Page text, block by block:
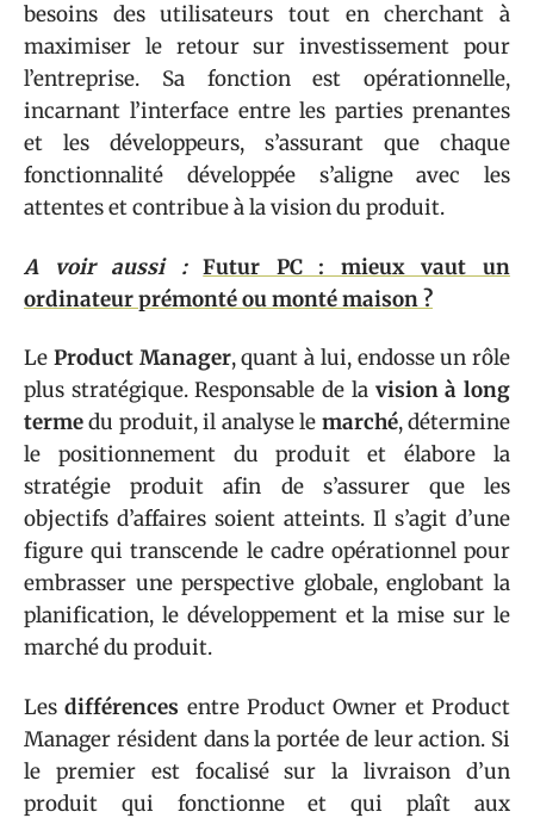
besoins des utilisateurs tout en cherchant à
maximiser le retour sur investissement pour
l’entreprise. Sa fonction est opérationnelle,
incarnant l’interface entre les parties prenantes
et les développeurs, s’assurant que chaque
fonctionnalité développée s’aligne avec les
attentes et contribue à la vision du produit.
A voir aussi :
Futur PC : mieux vaut un
ordinateur prémonté ou monté maison ?
Le Product Manager, quant à lui, endosse un rôle
plus stratégique. Responsable de la vision à long
termedu produit, il analyse le marché, détermine
le positionnement du produit et élabore la
stratégie produit afin de s’assurer que les
objectifs d’affaires soient atteints. Il s’agit d’une
figure qui transcende le cadre opérationnel pour
embrasser une perspective globale, englobant la
planification, le développement et la mise sur le
marché du produit.
Lesdifférences entre Product Owner et Product
Manager résident dans la portée de leur action. Si
le premier est focalisé sur la livraison d’un
produit qui fonctionne et qui plaît aux